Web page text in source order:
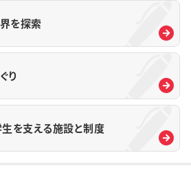
を探索
り
を支える施設と制度